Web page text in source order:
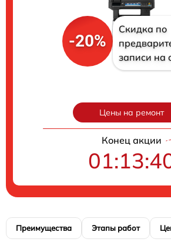
-20%
Скидка по
записи на
Цены на ремонт
Конец акции
Преимущества Этапы работ